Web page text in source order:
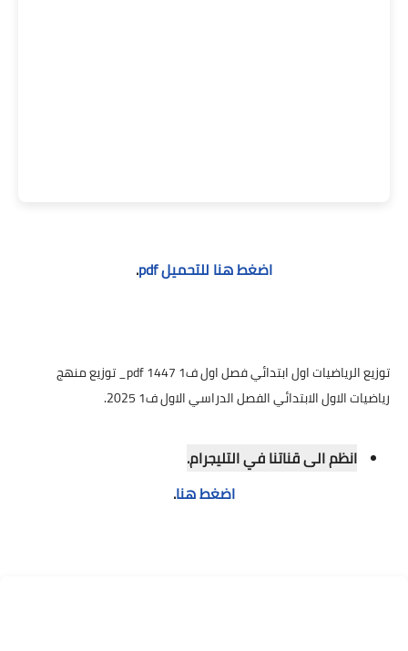
اضغط هنا للتحميل pdf .
توزيع الرياضيات اول ابتدائي فصل اول ف1 1447 pdf_ توزيع منهج
رياضيات الاول الابتدائي الفصل الدراسي الاول ف1 2025.
انظم الى قناتنا في التليجرام.
اضغط هنا.